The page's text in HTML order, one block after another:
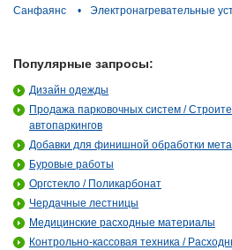
Санфаянс
• Электронагревательные
Популярные запросы:
Дизайн одежды
Продажа парковочных систем /
автопаркингов
Добавки для финишной обработки
Буровые работы
Оргстекло / Поликарбонат
Чердачные лестницы
Медицинские расходные материалы
Контрольно-кассовая техника /